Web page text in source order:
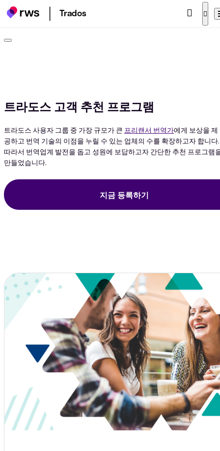
Trados
트라도스 고객 추천 프로그램
트라도스 사용자 그룹 중 가장 규모가 큰 프리랜서 번역가에게 보상을 제
공하고 번역 기술의 이점을 누릴 수 있는 업체의 수를 확장하고자 합니다.
따라서 번역업계 발전을 돕고 성원에 보답하고자 간단한 추천 프로그램
만들었습니다.
지금 등록하기